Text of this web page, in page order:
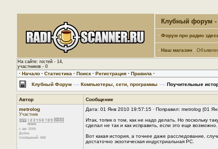
Клубный форум -
· Форум про радио
· Наш магазин ·
На сайте: гостей - 14,
участников - 0
· Начало · Статистика · Поиск · Регистрация · Правила ·
Клубный Форум —› Компьютеры, сети, программы —› Поучительные
Автор
Сообщение
metrolog
Участник
с авг 2006
Дубна
Сообщений: 488
Дата: 01 Янв 2010 19:57:15 · Поправил: metrolog (01
Итак, топик о том, как не надо делать. Но поскольку
сделал не так и как исправить, если это еще
Вот какая история, а точнее даже расследование,
достаточно экзотическая индустриальная PC.